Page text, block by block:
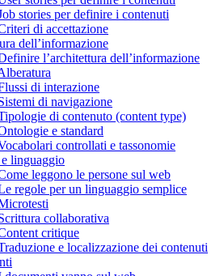
stories per definire i contenuti
di accettazione
dell’informazione
l’architettura dell’informazione
di interazione
di navigazione
di contenuto (content type)
e standard
controllati e tassonomie
linguaggio
leggono le persone sul web
regole per un linguaggio semplice
collaborativa
critique
e localizzazione dei contenuti